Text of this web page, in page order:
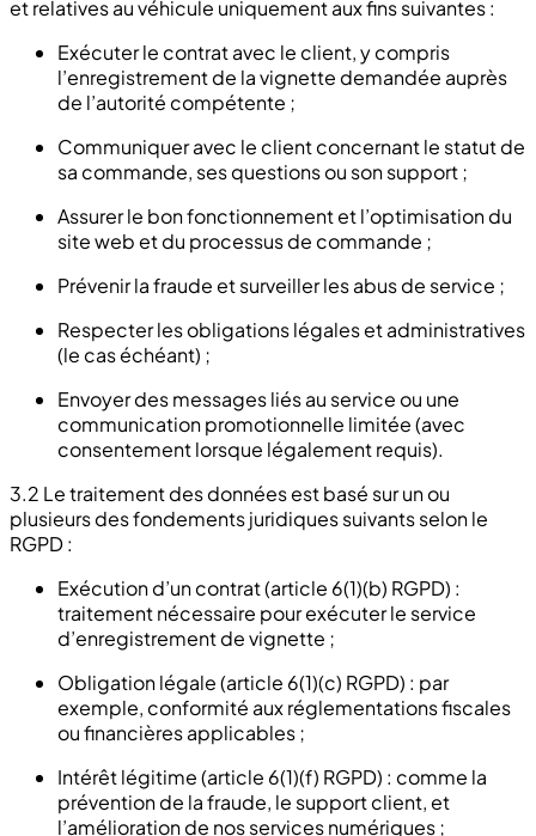
et relatives au véhicule uniquement aux fins suivantes :
Exécuter le contrat avec le client, y compris
l’enregistrement de la vignette demandée auprès
de l’autorité compétente ;
Communiquer avec le client concernant le statut de
sa commande, ses questions ou son support ;
Assurer le bon fonctionnement et l’optimisation du
site web et du processus de commande ;
Prévenir la fraude et surveiller les abus de service ;
Respecter les obligations légales et administratives
(le cas échéant) ;
Envoyer des messages liés au service ou une
communication promotionnelle limitée (avec
consentement lorsque légalement requis).
3.2 Le traitement des données est basé sur un ou
plusieurs des fondements juridiques suivants selon le
RGPD :
Exécution d’un contrat (article 6(1)(b) RGPD) :
traitement nécessaire pour exécuter le service
d’enregistrement de vignette ;
Obligation légale (article 6(1)(c) RGPD) : par
exemple, conformité aux réglementations fiscales
ou financières applicables ;
Intérêt légitime (article 6(1)(f) RGPD) : comme la
prévention de la fraude, le support client, et
l’amélioration de nos services numériques ;